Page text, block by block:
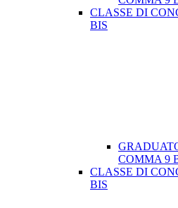
CLASSE DI
BIS
COMMA 9
CLASSE DI
BIS